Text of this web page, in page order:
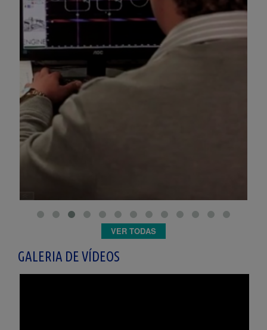
VER TODAS
GALERIA DE VÍDEOS